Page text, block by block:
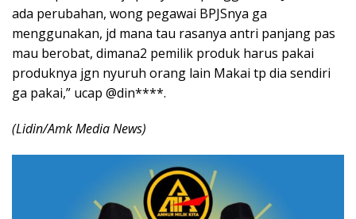
ada perubahan, wong pegawai BPJSnya ga
menggunakan, jd mana tau rasanya antri panjang pas
mau berobat, dimana2 pemilik produk harus pakai
produknya jgn nyuruh orang lain Makai tp dia sendiri
ga pakai,” ucap @din****.
(Lidin/Amk Media News)